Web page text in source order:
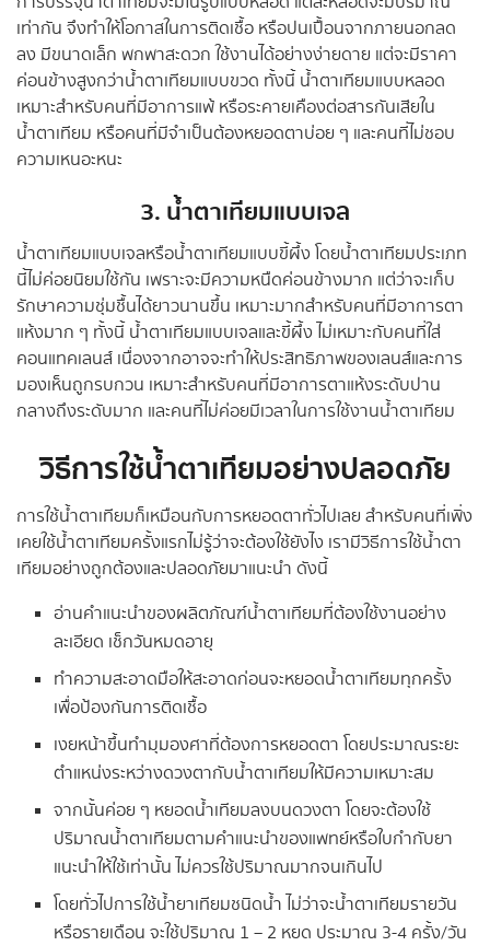
เท่ากัน จึงทำให้โอกาสในการติดเชื้อ หรือปนเปื้อนจากภายนอกลด
ลง มีขนาดเล็ก พกพาสะดวก ใช้งานได้อย่างง่ายดาย แต่จะมีราคา
ค่อนข้างสูงกว่าน้ำตาเทียมแบบขวด ทั้งนี้ น้ำตาเทียมแบบหลอด
เหมาะสำหรับคนที่มีอาการแพ้ หรือระคายเคืองต่อสารกันเสียใน
น้ำตาเทียม หรือคนที่มีจำเป็นต้องหยอดตาบ่อย ๆ และคนที่ไม่ชอบ
ความเหนอะหนะ
3. น้ำตาเทียมแบบเจล
น้ำตาเทียมแบบเจลหรือน้ำตาเทียมแบบขี้ผึ้ง โดยน้ำตาเทียมประเภท
นี้ไม่ค่อยนิยมใช้กัน เพราะจะมีความหนืดค่อนข้างมาก แต่ว่าจะเก็บ
รักษาความชุ่มชื้นได้ยาวนานขึ้น เหมาะมากสำหรับคนที่มีอาการตา
แห้งมาก ๆ ทั้งนี้ น้ำตาเทียมแบบเจลและขี้ผึ้ง ไม่เหมาะกับคนที่ใส่
คอนแทคเลนส์ เนื่องจากอาจจะทำให้ประสิทธิภาพของเลนส์และการ
มองเห็นถูกรบกวน เหมาะสำหรับคนที่มีอาการตาแห้งระดับปาน
กลางถึงระดับมาก และคนที่ไม่ค่อยมีเวลาในการใช้งานน้ำตาเทียม
วิธีการใช้น้ำตาเทียมอย่างปลอดภัย
การใช้น้ำตาเทียมก็เหมือนกับการหยอดตาทั่วไปเลย สำหรับคนที่เพิ่ง
เคยใช้น้ำตาเทียมครั้งแรกไม่รู้ว่าจะต้องใช้ยังไง เรามีวิธีการใช้น้ำตา
เทียมอย่างถูกต้องและปลอดภัยมาแนะนำ ดังนี้
อ่านคำแนะนำของผลิตภัณฑ์น้ำตาเทียมที่ต้องใช้งานอย่าง
ละเอียด เช็กวันหมดอายุ
ทำความสะอาดมือให้สะอาดก่อนจะหยอดน้ำตาเทียมทุกครั้ง
เพื่อป้องกันการติดเชื้อ
เงยหน้าขึ้นทำมุมองศาที่ต้องการหยอดตา โดยประมาณระยะ
ตำแหน่งระหว่างดวงตากับน้ำตาเทียมให้มีความเหมาะสม
จากนั้นค่อย ๆ หยอดน้ำเทียมลงบนดวงตา โดยจะต้องใช้
ปริมาณน้ำตาเทียมตามคำแนะนำของแพทย์หรือใบกำกับยา
แนะนำให้ใช้เท่านั้น ไม่ควรใช้ปริมาณมากจนเกินไป
โดยทั่วไปการใช้น้ำยาเทียมชนิดน้ำ ไม่ว่าจะน้ำตาเทียมรายวัน
หรือรายเดือน จะใช้ปริมาณ 1 – 2 หยด ประมาณ 3-4 ครั้ง/วัน